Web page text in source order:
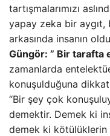
tartışmalarımızı
yapay zeka bir aygıt,
arkasında insanın
Güngör: ” Bir tarafta
zamanlarda
konuşulduğuna
“Bir şey çok
demektir. Demek ki
demek ki